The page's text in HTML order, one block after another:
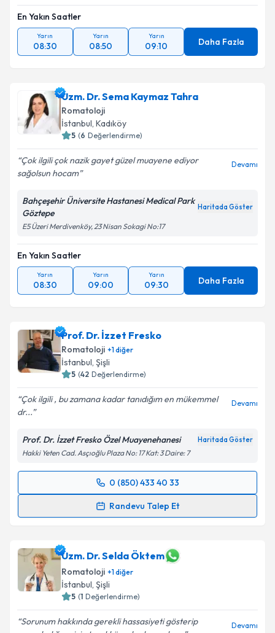
Takvim Talebini Gönder
En Yakın Saatler
Yarın
08:30
Yarın
08:50
Yarın
09:10 Daha Fazla
Uzm. Dr. Sema Kaymaz Tahra
Romatoloji
İstanbul, Kadıköy
5 (6 Değerlendirme)
Çok ilgili çok nazik gayet güzel muayene ediyor
sağolsun hocam
Devamı
Bahçeşehir Üniversite Hastanesi Medical Park
Göztepe
Haritada Göster
E5 Üzeri Merdivenköy, 23 Nisan Sokagi No:17
En Yakın Saatler
Yarın
08:30
Yarın
09:00
Yarın
09:30 Daha Fazla
Prof. Dr. İzzet Fresko
Romatoloji +1diğer
İstanbul, Şişli
5 (42 Değerlendirme)
Çok ilgili , bu zamana kadar tanıdığım en mükemmel
dr...
Devamı
Prof. Dr. İzzet Fresko Özel Muayenehanesi Haritada Göster
Hakki Yeten Cad. Asçıoğlu Plaza No: 17 Kat: 3 Daire: 7
0 (850) 433 40 33
Randevu Talep Et
Randevu Takvimi Talebi
takvim hazırlandığında e-posta ile bilgilendireceğiz.
E-posta Adresiniz
Uzm. Dr. Selda Öktem
Romatoloji +1diğer
İstanbul, Şişli
5 (1 Değerlendirme)
Sorunum hakkında gerekli hassasiyeti gösterip
Devamı